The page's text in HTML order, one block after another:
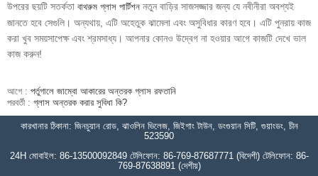
উপরের ছয়টি সতর্কতা বাথরুম গ্লাস পার্টিশন নতুন বাড়ির সাজসজ্জার জন্য যে নবীনীরা অবশ্যই
জানতে হবে সেগুলি। অন্যথায়, এটি অহেতুক ঝামেলা এবং অসুবিধার কারণ হবে। এটি পুনরায় কাজ
করা খুব সময়সাপেক্ষ এবং শ্রমসাধ্য। আপনার কোনও উদ্বেগ না হওয়ার আগে কাজটি দেখে ভাল
কাজ করুন!
আগে : পর্তুগালে জাম্বো আকারের অন্তরক গ্লাস রফতানি
পরবর্তী : গ্লাস অন্তরক করার সুবিধা কি?
কারখানার ঠিকানা: জিনচুয়ান রোড, ঝাওলিন ভিলেজ, জিইগাং টাউন, ডংগুয়ান সিটি, গুয়াংডং, চীন
523590
24H মোবাইল: 86-13500092849 টেলিফোন: 86-769-87687771 (বিদেশী) টেলিফোন: 86-
769-87638891 (দেশীয়)